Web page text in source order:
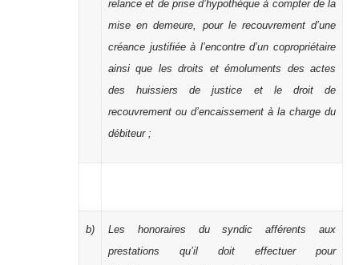
relance et de prise d’hypothèque à compter de la
mise en demeure, pour le recouvrement d’une
créance justifiée à l’encontre d’un copropriétaire
ainsi que les droits et émoluments des actes
des huissiers de justice et le droit de
recouvrement ou d’encaissement à la charge du
débiteur ;
b)
Les honoraires du syndic afférents aux
prestations qu’il doit effectuer pour